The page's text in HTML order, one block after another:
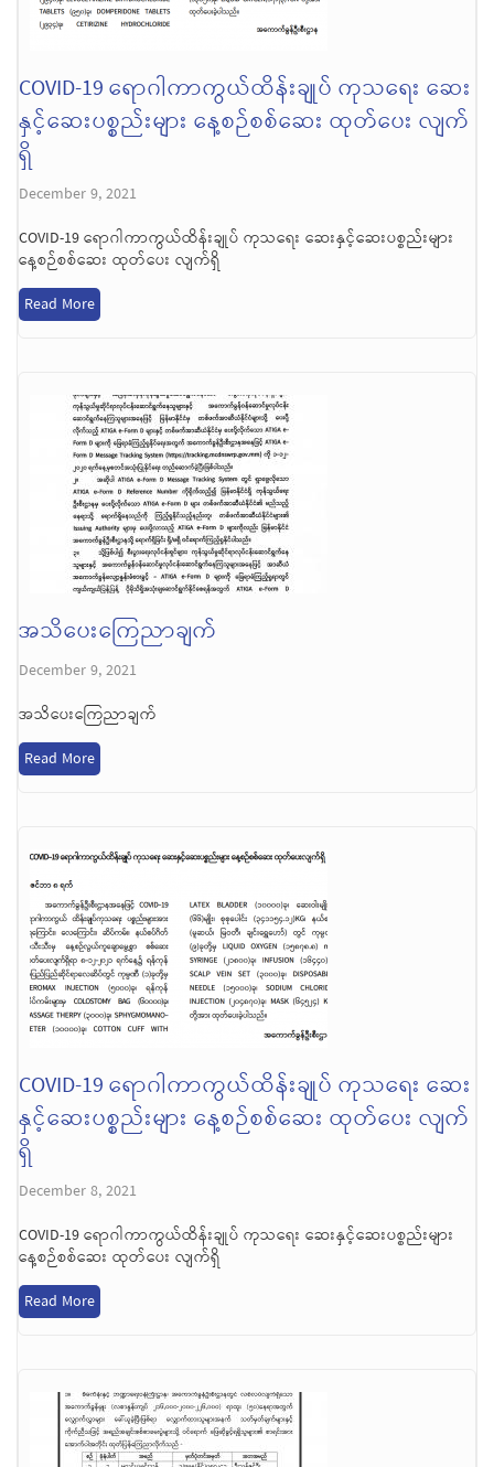
COVID-19 ရောဂါကာကွယ်ထိန်းချုပ် ကုသရေး ဆေး
နှင့်ဆေးပစ္စည်းများ နေ့စဉ်စစ်ဆေး ထုတ်ပေး လျက်
ရှိ
December 9, 2021
COVID-19 ရောဂါကာကွယ်ထိန်းချုပ် ကုသရေး ဆေးနှင့်ဆေးပစ္စည်းများ
နေ့စဉ်စစ်ဆေး ထုတ်ပေး လျက်ရှိ
Read More
အသိပေးကြေညာချက်
December 9, 2021
အသိပေးကြေညာချက်
Read More
COVID-19 ရောဂါကာကွယ်ထိန်းချုပ် ကုသရေး ဆေး
နှင့်ဆေးပစ္စည်းများ နေ့စဉ်စစ်ဆေး ထုတ်ပေး လျက်
ရှိ
December 8, 2021
COVID-19 ရောဂါကာကွယ်ထိန်းချုပ် ကုသရေး ဆေးနှင့်ဆေးပစ္စည်းများ
နေ့စဉ်စစ်ဆေး ထုတ်ပေး လျက်ရှိ
Read More